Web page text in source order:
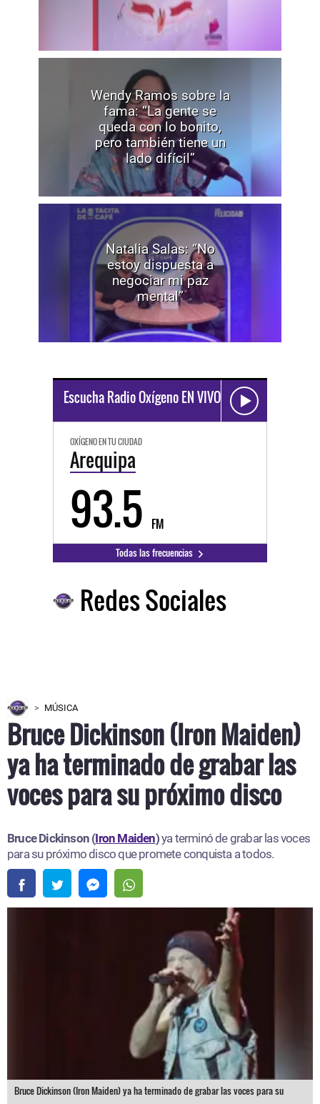
Wendy Ramos sobre la
fama: “La gente se
queda con lo bonito,
pero también tiene un
lado difícil”
Natalia Salas: “No
estoy dispuesta a
negociar mi paz
mental”
Escucha Radio Oxígeno EN VIVO
OXÍGENO EN TU CIUDAD
Arequipa
93.5 FM
Todas las frecuencias
Redes Sociales
MÚSICA
Bruce Dickinson (Iron Maiden)
ya ha terminado de grabar las
voces para su próximo disco
Bruce Dickinson (Iron Maiden)ya terminó de grabar las voces
para su próximo disco que promete conquista a todos.
Bruce Dickinson (Iron Maiden) ya ha terminado de grabar las voces para su